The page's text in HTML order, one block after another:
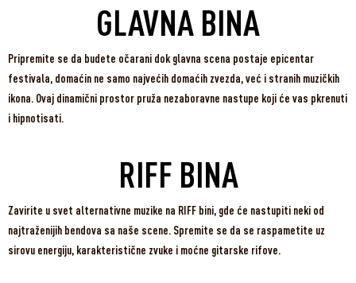
GLAVNA BINA
Pripremite se da budete očarani dok glavna scena postaje epicentar
festivala, domaćin ne samo najvećih domaćih zvezda, već i stranih muzičkih
ikona. Ovaj dinamični prostor pruža nezaboravne nastupe koji će vas pkrenuti
i hipnotisati.
RIFF BINA
Zavirite u svet alternativne muzike na RIFF bini, gde će nastupiti neki od
najtraženijih bendova sa naše scene. Spremite se da se raspametite uz
sirovu energiju, karakteristične zvuke i moćne gitarske rifove.